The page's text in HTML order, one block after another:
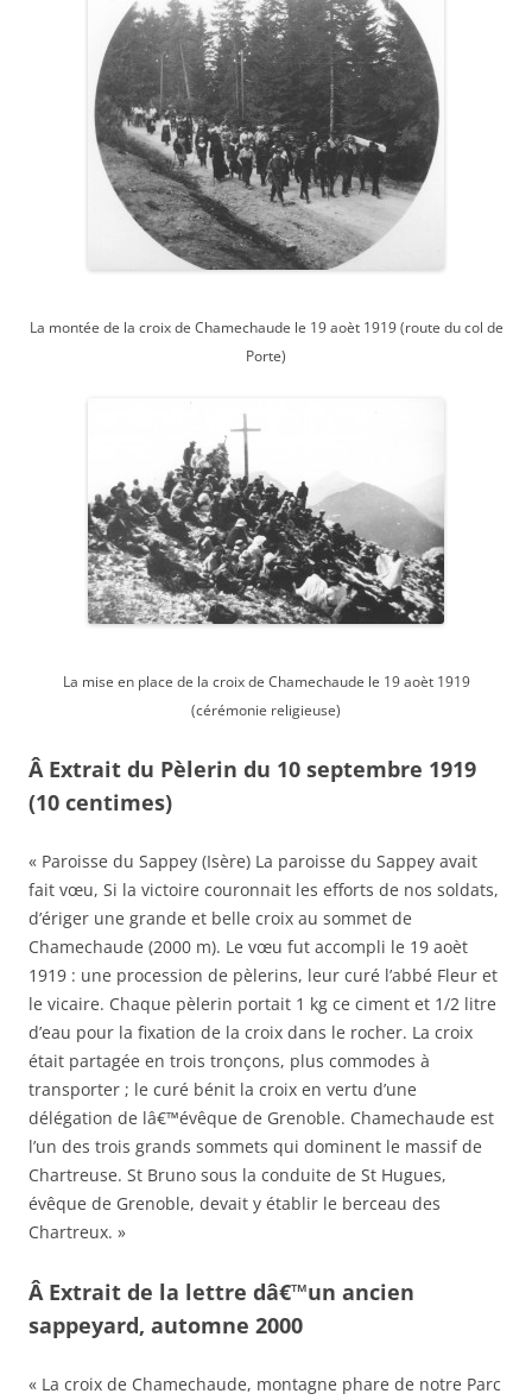
La montée de la croix de Chamechaude le 19 aoèt 1919 (route du col de
Porte)
La mise en place de la croix de Chamechaude le 19 aoèt 1919
(cérémonie religieuse)
Â Extrait du Pèlerin du 10 septembre 1919
(10 centimes)
« Paroisse du Sappey (Isère) La paroisse du Sappey avait
fait vœu, Si la victoire couronnait les efforts de nos soldats,
d’ériger une grande et belle croix au sommet de
Chamechaude (2000 m). Le vœu fut accompli le 19 aoèt
1919 : une procession de pèlerins, leur curé l’abbé Fleur et
le vicaire. Chaque pèlerin portait 1 kg ce ciment et 1/2 litre
d’eau pour la fixation de la croix dans le rocher. La croix
était partagée en trois tronçons, plus commodes à
transporter ; le curé bénit la croix en vertu d’une
délégation de lâ€™évêque de Grenoble. Chamechaude est
l’un des trois grands sommets qui dominent le massif de
Chartreuse. St Bruno sous la conduite de St Hugues,
évêque de Grenoble, devait y établir le berceau des
Chartreux. »
Â Extrait de la lettre dâ€™un ancien
sappeyard, automne 2000
« La croix de Chamechaude, montagne phare de notre Parc